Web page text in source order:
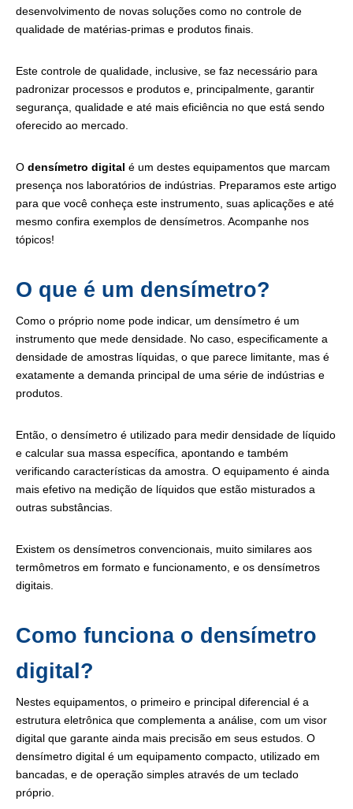
desenvolvimento de novas soluções como no controle de
qualidade de matérias-primas e produtos finais.
Este controle de qualidade, inclusive, se faz necessário para
padronizar processos e produtos e, principalmente, garantir
segurança, qualidade e até mais eficiência no que está sendo
oferecido ao mercado.
O densímetro digital é um destes equipamentos que marcam
presença nos laboratórios de indústrias. Preparamos este artigo
para que você conheça este instrumento, suas aplicações e até
mesmo confira exemplos de densímetros. Acompanhe nos
tópicos!
O que é um densímetro?
Como o próprio nome pode indicar, um densímetro é um
instrumento que mede densidade. No caso, especificamente a
densidade de amostras líquidas, o que parece limitante, mas é
exatamente a demanda principal de uma série de indústrias e
produtos.
Então, o densímetro é utilizado para medir densidade de líquido
e calcular sua massa específica, apontando e também
verificando características da amostra. O equipamento é ainda
mais efetivo na medição de líquidos que estão misturados a
outras substâncias.
Existem os densímetros convencionais, muito similares aos
termômetros em formato e funcionamento, e os densímetros
digitais.
Como funciona o densímetro
digital?
Nestes equipamentos, o primeiro e principal diferencial é a
estrutura eletrônica que complementa a análise, com um visor
digital que garante ainda mais precisão em seus estudos. O
densímetro digital é um equipamento compacto, utilizado em
bancadas, e de operação simples através de um teclado
próprio.